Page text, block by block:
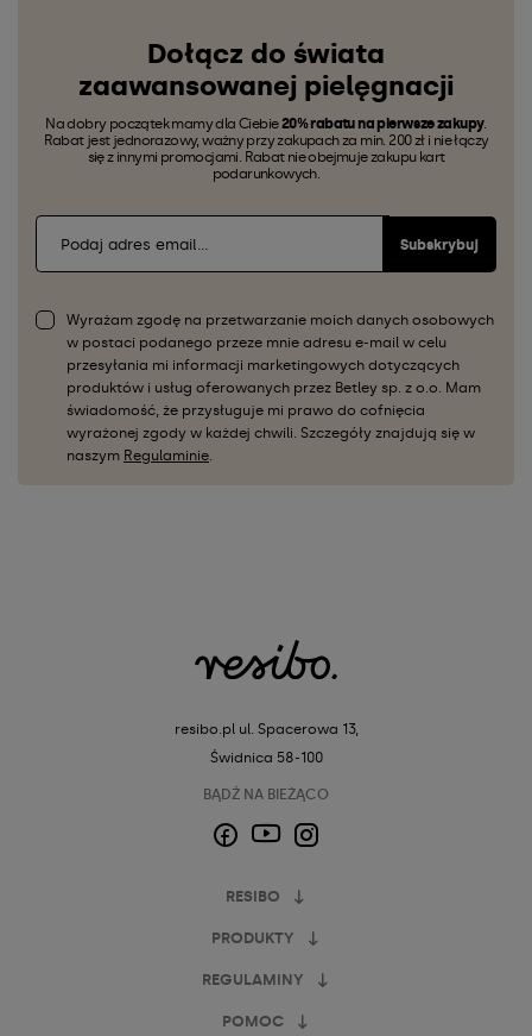
Dołącz do świata
zaawansowanej pielęgnacji
Na dobry początek mamy dla Ciebie20% rabatu na pierwsze zakupy.
Rabat jest jednorazowy, ważny przy zakupach za min. 200 zł i nie łączy
się z innymi promocjami. Rabat nie obejmuje zakupu kart
podarunkowych.
Subskrybuj
Wyrażam zgodę na przetwarzanie moich danych osobowych
w postaci podanego przeze mnie adresu e-mail w celu
przesyłania mi informacji marketingowych dotyczących
produktów i usług oferowanych przez Betley sp. z o.o. Mam
świadomość, że przysługuje mi prawo do cofnięcia
wyrażonej zgody w każdej chwili. Szczegóły znajdują się w
naszym Regulaminie.
BĄDŹ NA BIEŻĄCO
resibo.plul. Spacerowa 13,
Świdnica 58-100
RESIBO
PRODUKTY
REGULAMINY
POMOC